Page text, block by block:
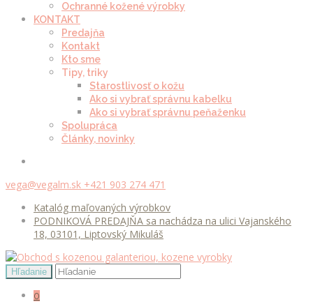
Ochranné kožené výrobky
KONTAKT
Predajňa
Kontakt
Kto sme
Tipy, triky
Starostlivosť o kožu
Ako si vybrať správnu kabelku
Ako si vybrať správnu peňaženku
Spolupráca
Články, novinky
vega@vegalm.sk +421 903 274 471
Katalóg maľovaných výrobkov
PODNIKOVÁ PREDAJŇA sa nachádza na ulici Vajanského
18, 03101, Liptovský Mikuláš
0